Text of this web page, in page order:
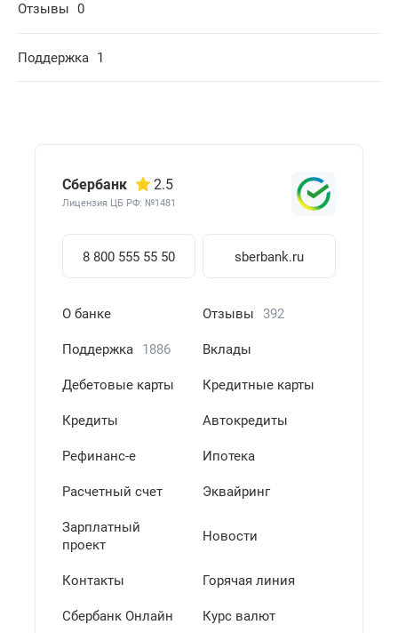
Отзывы 0
Поддержка 1
Сбербанк 2.5
Лицензия ЦБ РФ: №1481
8 800 555 55 50 sberbank.ru
О банке Отзывы 392
Поддержка 1886 Вклады
Дебетовые карты Кредитные карты
Кредиты Автокредиты
Рефинанс-е Ипотека
Расчетный счет Эквайринг
Зарплатный
проект
Новости
Контакты Горячая линия
Сбербанк Онлайн Курс валют